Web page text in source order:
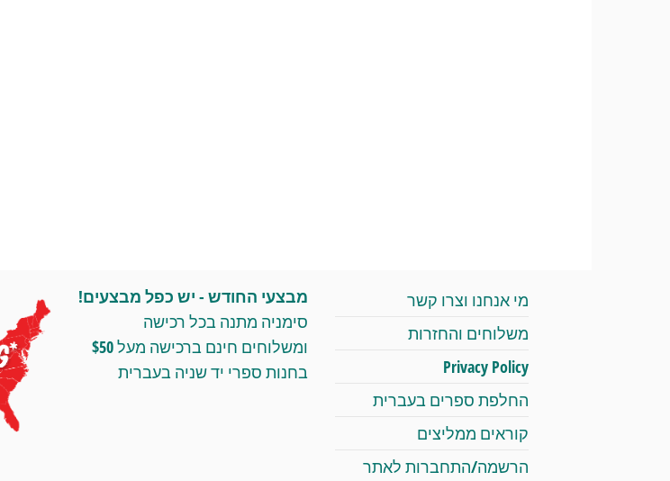
מי אנחנו וצרו קשר
משלוחים והחזרות
Privacy Policy
החלפת ספרים בעברית
קוראים ממליצים
הרשמה/התחברות לאתר
מבצעי החודש - יש כפל מבצעים!
סימניה מתנה בכל רכישה
ומשלוחים חינם ברכישה מעל $50
בחנות ספרי יד שניה בעברית